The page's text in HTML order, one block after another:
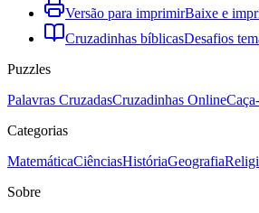
Versão para imprimirBaixe e
Cruzadinhas bíblicasDesafios
Puzzles
Palavras CruzadasCruzadinhas Online
Categorias
MatemáticaCiênciasHistóriaGeografia
Sobre